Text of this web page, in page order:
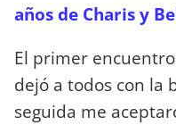
años de Charis y
El primer
dejó a todos con la
seguida me